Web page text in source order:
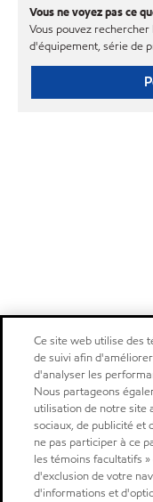
Vous ne voyez pas ce
Vous pouvez
d'équipement, série de
Ce site web utilise des
de suivi afin
d'analyser les
Nous partageons
utilisation de notre site
sociaux, de publicité et
ne pas participer à ce
les témoins facultatifs
d'exclusion de votre
d'informations et